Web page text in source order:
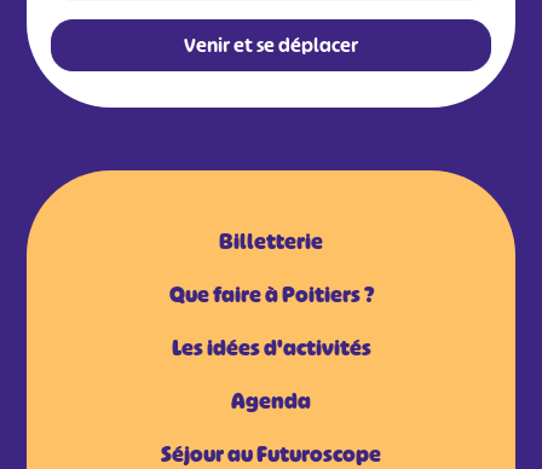
Venir et se déplacer
Billetterie
Que faire à Poitiers ?
Les idées d'activités
Agenda
Séjour au Futuroscope